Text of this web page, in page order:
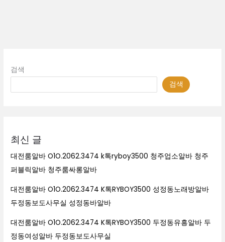
검색
검색
최신 글
대전룸알바 O1O.2062.3474 k톡ryboy3500 청주업소알바 청주
퍼블릭알바 청주룸싸롱알바
대전룸알바 O1O.2062.3474 K톡RYBOY3500 성정동노래방알바
두정동보도사무실 성정동바알바
대전룸알바 O1O.2062.3474 K톡RYBOY3500 두정동유흥알바 두
정동여성알바 두정동보도사무실